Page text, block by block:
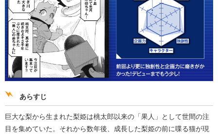
あらすじ
巨大な梨から生まれた梨姫は桃太郎以来の「果人」として世間の注
目を集めていた。それから数年後、成長した梨姫の前に喋る猫が現